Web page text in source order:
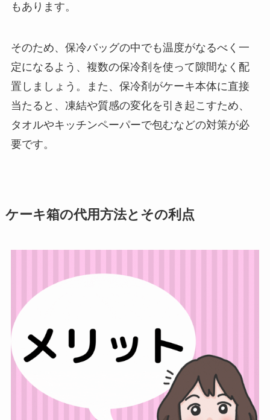
もあります。
そのため、保冷バッグの中でも温度がなるべく一
定になるよう、複数の保冷剤を使って隙間なく配
置しましょう。また、保冷剤がケーキ本体に直接
当たると、凍結や質感の変化を引き起こすため、
タオルやキッチンペーパーで包むなどの対策が必
要です。
ケーキ箱の代用方法とその利点